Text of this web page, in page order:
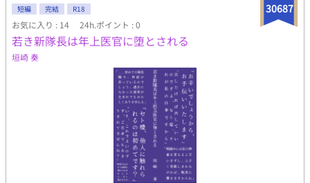
30687
短編 完結 R18
お気に入り : 14 24h.ポイント : 0
若き新隊長は年上医官に堕とされる
垣崎 奏